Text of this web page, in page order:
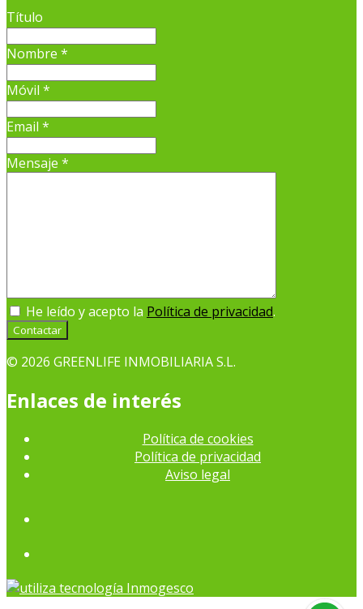
Título
Nombre *
Móvil *
Email *
Mensaje *
He leído y acepto la Política de privacidad.
Contactar
© 2026 GREENLIFE INMOBILIARIA S.L.
Enlaces de interés
Política de cookies
Política de privacidad
Aviso legal